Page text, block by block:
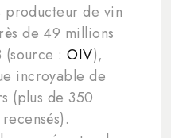
producteur de vin
de 49 millions
(source :OIV),
incroyable de
(plus de 350